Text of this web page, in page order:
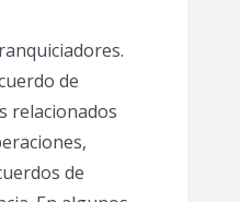
de
relacionados
de